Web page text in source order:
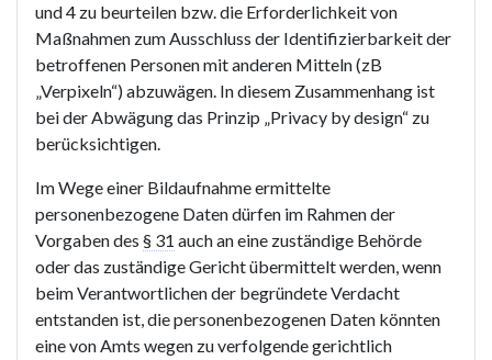
und 4 zu beurteilen bzw. die Erforderlichkeit von
Maßnahmen zum Ausschluss der Identifizierbarkeit der
betroffenen Personen mit anderen Mitteln (zB
„Verpixeln“) abzuwägen. In diesem Zusammenhang ist
bei der Abwägung das Prinzip „Privacy by design“ zu
berücksichtigen.
Im Wege einer Bildaufnahme ermittelte
personenbezogene Daten dürfen im Rahmen der
Vorgaben des § 31 auch an eine zuständige Behörde
oder das zuständige Gericht übermittelt werden, wenn
beim Verantwortlichen der begründete Verdacht
entstanden ist, die personenbezogenen Daten könnten
eine von Amts wegen zu verfolgende gerichtlich